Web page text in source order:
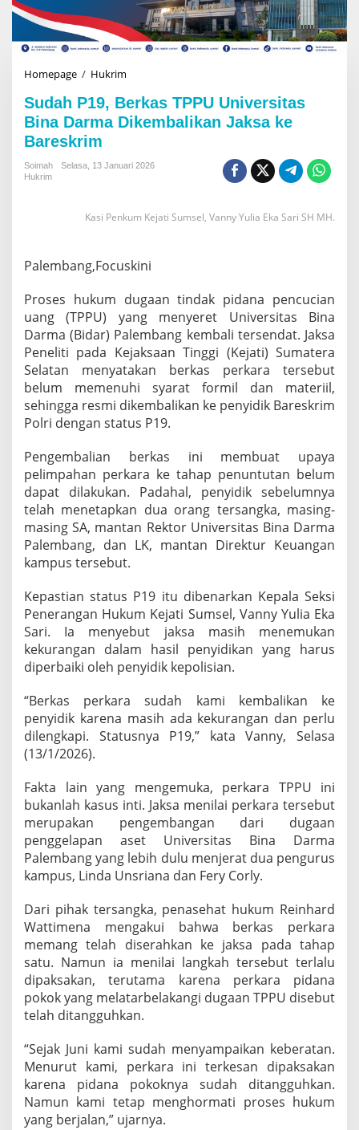
Homepage / Hukrim
d
a
h
1
e
a
T
P
P
U
U
n
i
v
e
r
t
a
s
B
i
n
D
m
a
D
i
k
m
b
a
l
J
a
k
s
k
B
a
r
k
r
i
Sudah P19, Berkas TPPU Universitas
Bina Darma Dikembalikan Jaksa ke
Bareskrim
Soimah
Selasa, 13 Januari 2026
Hukrim
Kasi Penkum Kejati Sumsel, Vanny Yulia Eka Sari SH MH.
Palembang,Focuskini
Proses hukum dugaan tindak pidana pencucian
uang (TPPU) yang menyeret Universitas Bina
Darma (Bidar) Palembang kembali tersendat. Jaksa
Peneliti pada Kejaksaan Tinggi (Kejati) Sumatera
Selatan menyatakan berkas perkara tersebut
belum memenuhi syarat formil dan materiil,
sehingga resmi dikembalikan ke penyidik Bareskrim
Polri dengan status P19.
Pengembalian berkas ini membuat upaya
pelimpahan perkara ke tahap penuntutan belum
dapat dilakukan. Padahal, penyidik sebelumnya
telah menetapkan dua orang tersangka, masing-
masing SA, mantan Rektor Universitas Bina Darma
Palembang, dan LK, mantan Direktur Keuangan
kampus tersebut.
Kepastian status P19 itu dibenarkan Kepala Seksi
Penerangan Hukum Kejati Sumsel, Vanny Yulia Eka
Sari. Ia menyebut jaksa masih menemukan
kekurangan dalam hasil penyidikan yang harus
diperbaiki oleh penyidik kepolisian.
“Berkas perkara sudah kami kembalikan ke
penyidik karena masih ada kekurangan dan perlu
dilengkapi. Statusnya P19,” kata Vanny, Selasa
(13/1/2026).
Fakta lain yang mengemuka, perkara TPPU ini
bukanlah kasus inti. Jaksa menilai perkara tersebut
merupakan pengembangan dari dugaan
penggelapan aset Universitas Bina Darma
Palembang yang lebih dulu menjerat dua pengurus
kampus, Linda Unsriana dan Fery Corly.
Dari pihak tersangka, penasehat hukum Reinhard
Wattimena mengakui bahwa berkas perkara
memang telah diserahkan ke jaksa pada tahap
satu. Namun ia menilai langkah tersebut terlalu
dipaksakan, terutama karena perkara pidana
pokok yang melatarbelakangi dugaan TPPU disebut
telah ditangguhkan.
“Sejak Juni kami sudah menyampaikan keberatan.
Menurut kami, perkara ini terkesan dipaksakan
karena pidana pokoknya sudah ditangguhkan.
Namun kami tetap menghormati proses hukum
yang berjalan,” ujarnya.